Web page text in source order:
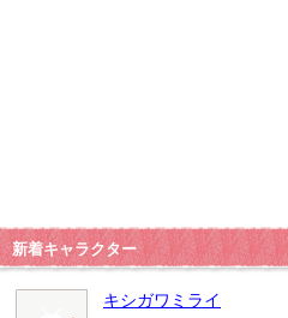
新着キャラクター
キシガワミライ